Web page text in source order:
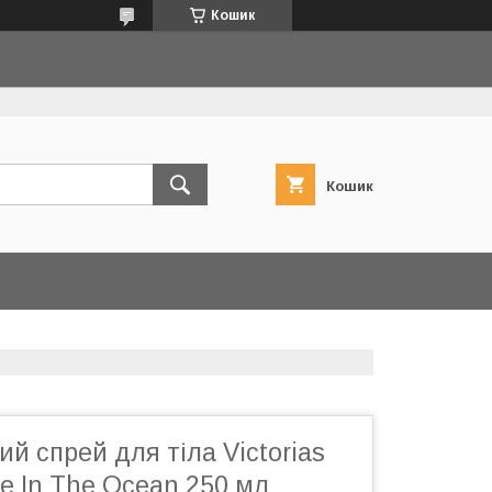
Кошик
Кошик
спрей для тіла Victorias
In The Ocean 250 мл